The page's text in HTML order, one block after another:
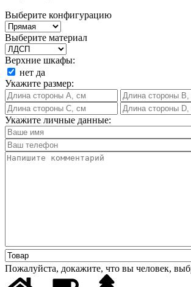
Выберите конфигурацию
Выберите материал
Верхние шкафы:
нет да
Укажите размер:
Укажите личные данные:
Пожалуйста, докажите, что вы человек,